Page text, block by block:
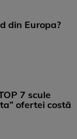
din Europa?
7 scule
ofertei costă